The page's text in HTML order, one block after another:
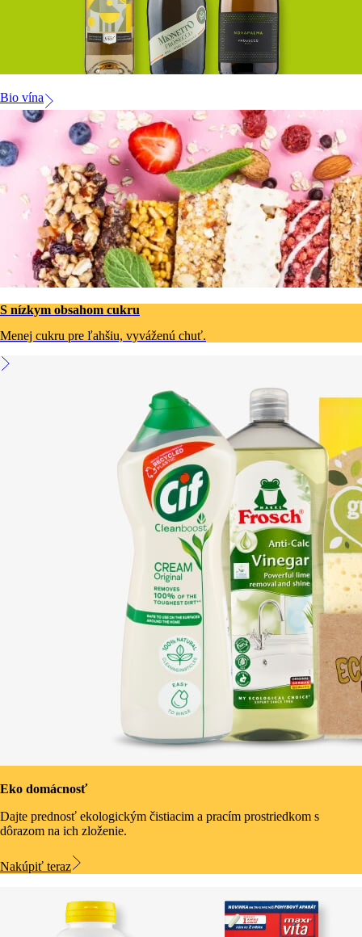
Bio vína
S nízkym obsahom cukru
Menej cukru pre ľahšiu, vyváženú chuť.
Eko domácnosť
Dajte prednosť ekologickým čistiacim a pracím prostriedkom s
dôrazom na ich zloženie.
Nakúpiť teraz